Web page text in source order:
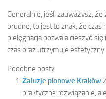
Generalnie, jeśli zauważysz,
brudne, to jest to znak, że czas
pielęgnacja pozwala cieszyć
czas oraz utrzymuje
Podobne posty:
Żaluzje pionowe Kraków
praktyczne rozwiązanie,